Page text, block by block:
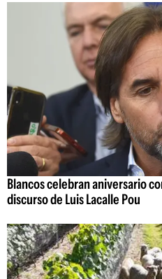
Blancos celebran aniversario
discurso de Luis Lacalle Pou